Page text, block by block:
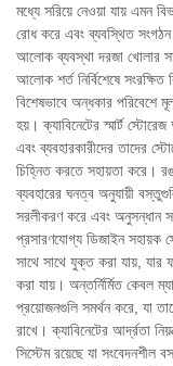
মধ্যে সরিয়ে নেওয়া যায় এমন
রোধ করে এবং ব্যবস্থিত
আলোক ব্যবস্থা দরজা খোলার
আলোক শর্ত নির্বিশেষে সংরক্ষিত
বিশেষভাবে অন্ধকার পরিবেশে
হয়। ক্যাবিনেটের স্মার্ট
এবং ব্যবহারকারীদের তাদের
চিহ্নিত করতে সহায়তা করে।
ব্যবহারের ঘনত্ব অনুযায়ী
সরলীকরণ করে এবং অনুসন্ধান
প্রসারণযোগ্য ডিজাইন সহায়ক
সাথে সাথে যুক্ত করা যায়, যার
করা যায়। অন্তর্নির্মিত কেবল
প্রয়োজনগুলি সমর্থন করে, যা
রাখে। ক্যাবিনেটের আর্দ্রতা
সিস্টেম রয়েছে যা সংবেদনশীল